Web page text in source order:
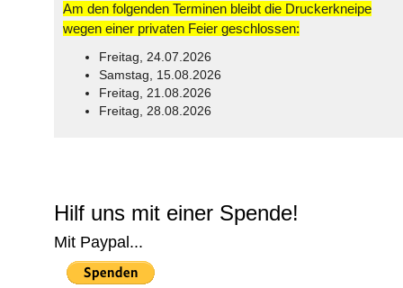
Am den folgenden Terminen bleibt die Druckerkneipe
wegen einer privaten Feier geschlossen:
Freitag, 24.07.2026
Samstag, 15.08.2026
Freitag, 21.08.2026
Freitag, 28.08.2026
Hilf uns mit einer Spende!
Mit Paypal...